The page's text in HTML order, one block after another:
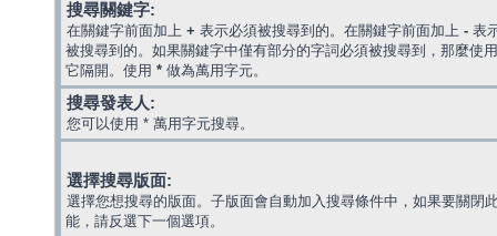
搜尋關鍵字:
在關鍵字前面加上 + 表示必須被搜尋到的。在關鍵字前面加上 - 表
被搜尋到的。如果關鍵字中僅有部分的字詞必須被搜尋到，那麼使
它隔開。使用 * 做為萬用字元。
搜尋發表人:
您可以使用 * 萬用字元搜尋。
選擇搜尋版面:
選擇您想搜尋的版面。子版面會自動加入搜尋條件中，如果要關閉
能，請反選下一個選項。